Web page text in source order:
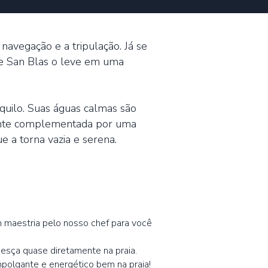
e a tripulação. Já se
San Blas o leve em uma
Suas águas calmas são
complementada por uma
a torna vazia e serena.
pelo nosso chef para você
quase diretamente na praia.
e energético bem na praia!